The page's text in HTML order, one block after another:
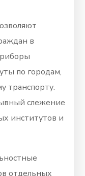
в
по городам,
транспорту.
слежение
институтов и
отдельных